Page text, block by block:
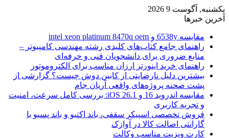
یکشنبه, آگوست 9 2026
آخرین خبرها
مقایسه 6538y و intel xeon platinum 8470q oem
راهنمای جامع کتاب‌های کلیدی رشته مهندسی کامپیوتر –
منابع ضروری برای دانشجویان فنی و حرفه‌ای
راهنمای خرید اینورتر ارزان مناسب برای الکتروموتور
بیشترین دلیل نارضایتی از کابین دوش چیست؟ گزارشی از
پشت صحنه پروژه‌های واقعی آریان جام
مقایسه اندروید 16 و iOS 26.1: بررسی کامل سرعت، امنیت
و تجربه کاربری
فروش تخصصی اسپیکر سقفی، باند اکتیو و باند پسیو با
گارانتی اصالت کالا در آوازک
کارت ویزیت مناسب وکالت